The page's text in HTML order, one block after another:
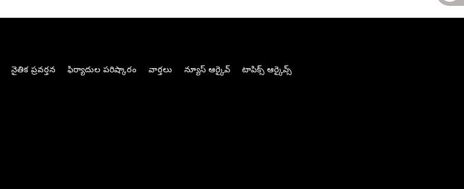
నైతిక ప్రవర్తన ఫిర్యాదుల పరిష్కారం వార్తలు న్యూస్ ఆర్కైవ్ టాపిక్స్ ఆర్కైవ్స్